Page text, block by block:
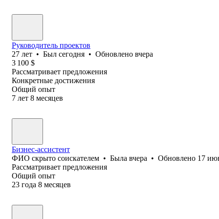
Руководитель проектов
27 лет • Был сегодня • Обновлено вчера
3 100 $
Рассматривает предложения
Конкретные достижения
Общий опыт
7 лет 8 месяцев
Бизнес-ассистент
ФИО скрыто соискателем • Была вчера • Обновлено 17
Рассматривает предложения
Общий опыт
23 года 8 месяцев